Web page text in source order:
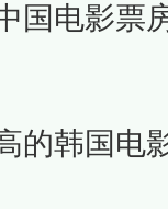
国电影票
的韩国电